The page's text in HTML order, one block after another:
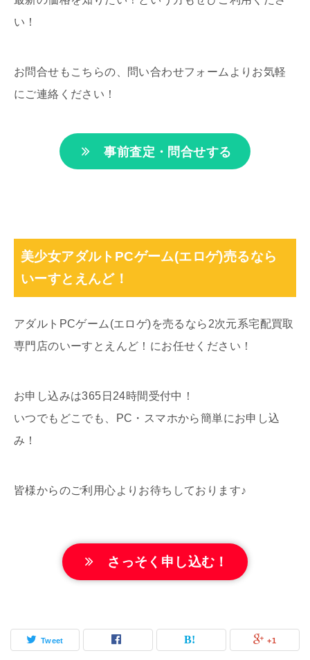
い！
お問合せもこちらの、問い合わせフォームよりお気軽
にご連絡ください！
事前査定・問合せする
美少女アダルトPCゲーム(エロゲ)売るなら
いーすとえんど！
アダルトPCゲーム(エロゲ)を売るなら2次元系宅配買取
専門店のいーすとえんど！にお任せください！
お申し込みは365日24時間受付中！
いつでもどこでも、PC・スマホから簡単にお申し込
み！
皆様からのご利用心よりお待ちしております♪
さっそく申し込む！
Tweet +1